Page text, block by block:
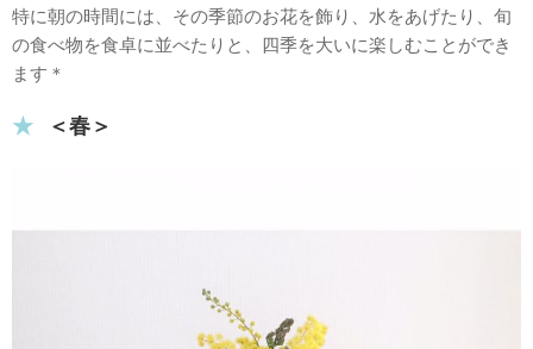
特に朝の時間には、その季節のお花を飾り、水をあげたり、旬
の食べ物を食卓に並べたりと、四季を大いに楽しむことができ
ます＊
＜春＞